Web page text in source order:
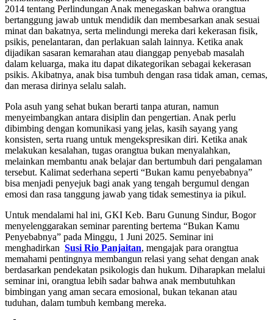
2014 tentang Perlindungan Anak menegaskan bahwa orangtua
bertanggung jawab untuk mendidik dan membesarkan anak sesuai
minat dan bakatnya, serta melindungi mereka dari kekerasan fisik,
psikis, penelantaran, dan perlakuan salah lainnya. Ketika anak
dijadikan sasaran kemarahan atau dianggap penyebab masalah
dalam keluarga, maka itu dapat dikategorikan sebagai kekerasan
psikis. Akibatnya, anak bisa tumbuh dengan rasa tidak aman, cemas,
dan merasa dirinya selalu salah.
Pola asuh yang sehat bukan berarti tanpa aturan, namun
menyeimbangkan antara disiplin dan pengertian. Anak perlu
dibimbing dengan komunikasi yang jelas, kasih sayang yang
konsisten, serta ruang untuk mengekspresikan diri. Ketika anak
melakukan kesalahan, tugas orangtua bukan menyalahkan,
melainkan membantu anak belajar dan bertumbuh dari pengalaman
tersebut. Kalimat sederhana seperti “Bukan kamu penyebabnya”
bisa menjadi penyejuk bagi anak yang tengah bergumul dengan
emosi dan rasa tanggung jawab yang tidak semestinya ia pikul.
Untuk mendalami hal ini, GKI Keb. Baru Gunung Sindur, Bogor
menyelenggarakan seminar parenting bertema “Bukan Kamu
Penyebabnya” pada Minggu, 1 Juni 2025. Seminar ini
menghadirkan Susi Rio Panjaitan, mengajak para orangtua
memahami pentingnya membangun relasi yang sehat dengan anak
berdasarkan pendekatan psikologis dan hukum. Diharapkan melalui
seminar ini, orangtua lebih sadar bahwa anak membutuhkan
bimbingan yang aman secara emosional, bukan tekanan atau
tuduhan, dalam tumbuh kembang mereka.